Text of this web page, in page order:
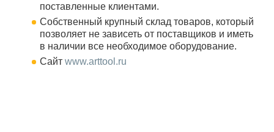
поставленные клиентами.
Собственный крупный склад товаров, который
позволяет не зависеть от поставщиков и иметь
в наличии все необходимое оборудование.
Сайт www.arttool.ru